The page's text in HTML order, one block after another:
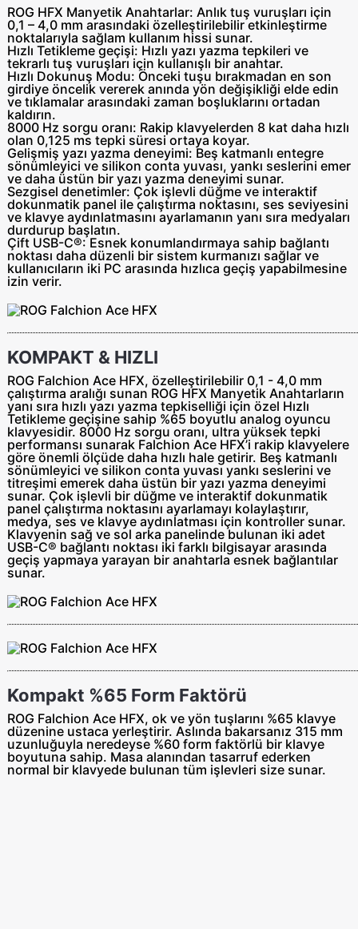
ROG HFX Manyetik Anahtarlar: Anlık tuş vuruşları için
0,1 – 4,0 mm arasındaki özelleştirilebilir etkinleştirme
noktalarıyla sağlam kullanım hissi sunar.
Hızlı Tetikleme geçişi: Hızlı yazı yazma tepkileri ve
tekrarlı tuş vuruşları için kullanışlı bir anahtar.
Hızlı Dokunuş Modu: Önceki tuşu bırakmadan en son
girdiye öncelik vererek anında yön değişikliği elde edin
ve tıklamalar arasındaki zaman boşluklarını ortadan
kaldırın.
8000 Hz sorgu oranı: Rakip klavyelerden 8 kat daha hızlı
olan 0,125 ms tepki süresi ortaya koyar.
Gelişmiş yazı yazma deneyimi: Beş katmanlı entegre
sönümleyici ve silikon conta yuvası, yankı seslerini emer
ve daha üstün bir yazı yazma deneyimi sunar.
Sezgisel denetimler: Çok işlevli düğme ve interaktif
dokunmatik panel ile çalıştırma noktasını, ses seviyesini
ve klavye aydınlatmasını ayarlamanın yanı sıra medyaları
durdurup başlatın.
Çift USB-C®: Esnek konumlandırmaya sahip bağlantı
noktası daha düzenli bir sistem kurmanızı sağlar ve
kullanıcıların iki PC arasında hızlıca geçiş yapabilmesine
izin verir.
KOMPAKT & HIZLI
ROG Falchion Ace HFX, özelleştirilebilir 0,1 - 4,0 mm
çalıştırma aralığı sunan ROG HFX Manyetik Anahtarların
yanı sıra hızlı yazı yazma tepkiselliği için özel Hızlı
Tetikleme geçişine sahip %65 boyutlu analog oyuncu
klavyesidir. 8000 Hz sorgu oranı, ultra yüksek tepki
performansı sunarak Falchion Ace HFX’i rakip klavyelere
göre önemli ölçüde daha hızlı hale getirir. Beş katmanlı
sönümleyici ve silikon conta yuvası yankı seslerini ve
titreşimi emerek daha üstün bir yazı yazma deneyimi
sunar. Çok işlevli bir düğme ve interaktif dokunmatik
panel çalıştırma noktasını ayarlamayı kolaylaştırır,
medya, ses ve klavye aydınlatması için kontroller sunar.
Klavyenin sağ ve sol arka panelinde bulunan iki adet
USB-C® bağlantı noktası iki farklı bilgisayar arasında
geçiş yapmaya yarayan bir anahtarla esnek bağlantılar
sunar.
Kompakt %65 Form Faktörü
ROG Falchion Ace HFX, ok ve yön tuşlarını %65 klavye
düzenine ustaca yerleştirir. Aslında bakarsanız 315 mm
uzunluğuyla neredeyse %60 form faktörlü bir klavye
boyutuna sahip. Masa alanından tasarruf ederken
normal bir klavyede bulunan tüm işlevleri size sunar.